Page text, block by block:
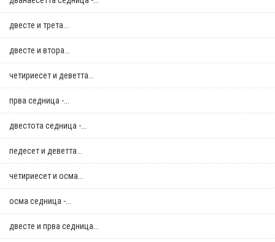
двестe и трета...
двестe и втора...
четириесет и деветта...
прва седница -...
двестота седница -...
педесет и деветта...
четириесет и осма...
осма седница -...
двестe и прва седница...